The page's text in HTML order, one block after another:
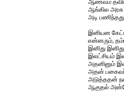
ஆணவம்
ஆங்கில அரசு
அடி
இனியன
என்னரும்,
இனிது இனிது
இலட்சியம்
அதனினும்
அதன்
அடுத்ததன்
ஆகுதல்